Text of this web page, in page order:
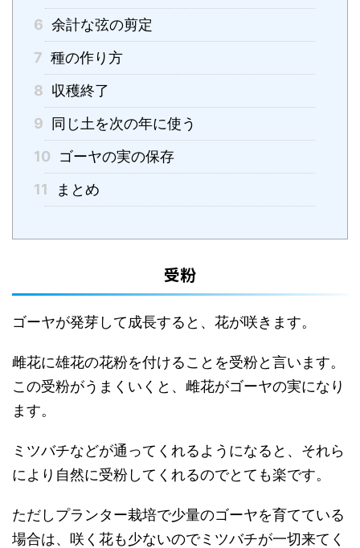
6 余計な弦の剪定
7 種の作り方
8 収穫終了
9
同じ土を次の年に使う
10
ゴーヤの実の保存
11
まとめ
受粉
ゴーヤが発芽して成長すると、花が咲きます。
雌花に雄花の花粉を付けることを受粉と言います。
この受粉がうまくいくと、雌花がゴーヤの実になり
ます。
ミツバチなどが通ってくれるようになると、それら
により自然に受粉してくれるのでとても楽です。
ただしプランター栽培で少量のゴーヤを育てている
場合は、咲く花も少ないのでミツバチが一切来てく